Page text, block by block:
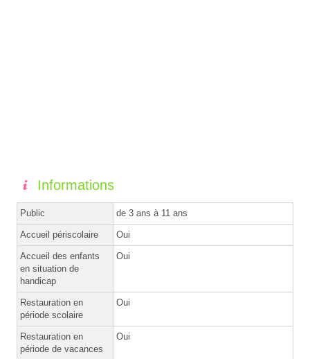
Informations
Public de 3 ans à 11 ans
Accueil périscolaire Oui
Accueil des enfants
en situation de
handicap
Oui
Restauration en
période scolaire
Oui
Restauration en
période de vacances
Oui